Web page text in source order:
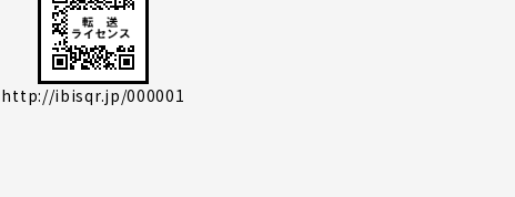
http://ibisqr.jp/000001